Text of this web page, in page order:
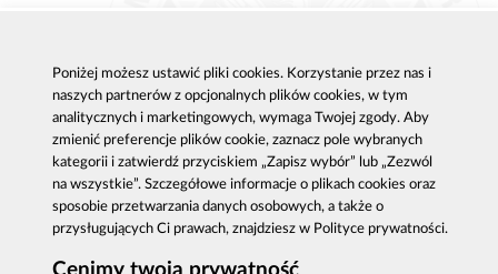
Publikacje
Strategie antykorupcyjne
Platforma e-learningowa
Centrala CBA w Warszawie
Delegatury CBA
Zgłoś korupcję
Dla mediów
Sygnaliści - zgłoszenia zewnętrzne
Poniżej możesz ustawić pliki cookies. Korzystanie przez nas i
naszych partnerów z opcjonalnych plików cookies, w tym
analitycznych i marketingowych, wymaga Twojej zgody. Aby
zmienić preferencje plików cookie, zaznacz pole wybranych
kategorii i zatwierdź przyciskiem „Zapisz wybór” lub „Zezwól
na wszystkie”. Szczegółowe informacje o plikach cookies oraz
sposobie przetwarzania danych osobowych, a także o
przysługujących Ci prawach, znajdziesz w Polityce prywatności.